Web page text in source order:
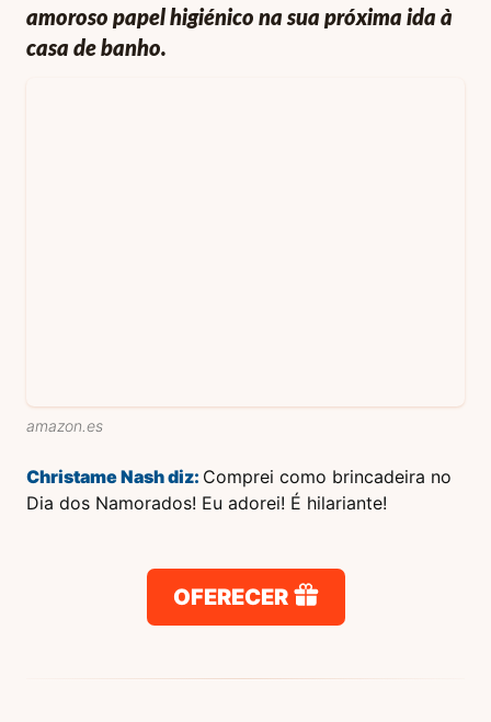
amoroso papel higiénico na sua próxima ida à
casa de banho.
amazon.es
Christame Nashdiz: Comprei como brincadeira no
Dia dos Namorados! Eu adorei! É hilariante!
OFERECER